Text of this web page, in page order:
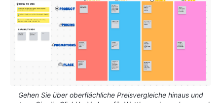
Gehen Sie über oberflächliche Preisvergleiche hinaus und